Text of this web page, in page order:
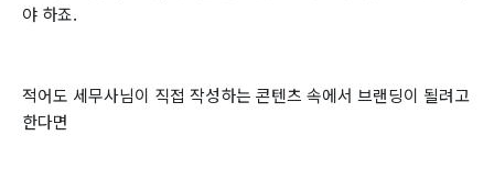
야 하죠.
적어도 세무사님이 직접 작성하는 콘텐츠 속에서 브랜딩이 될려고
한다면